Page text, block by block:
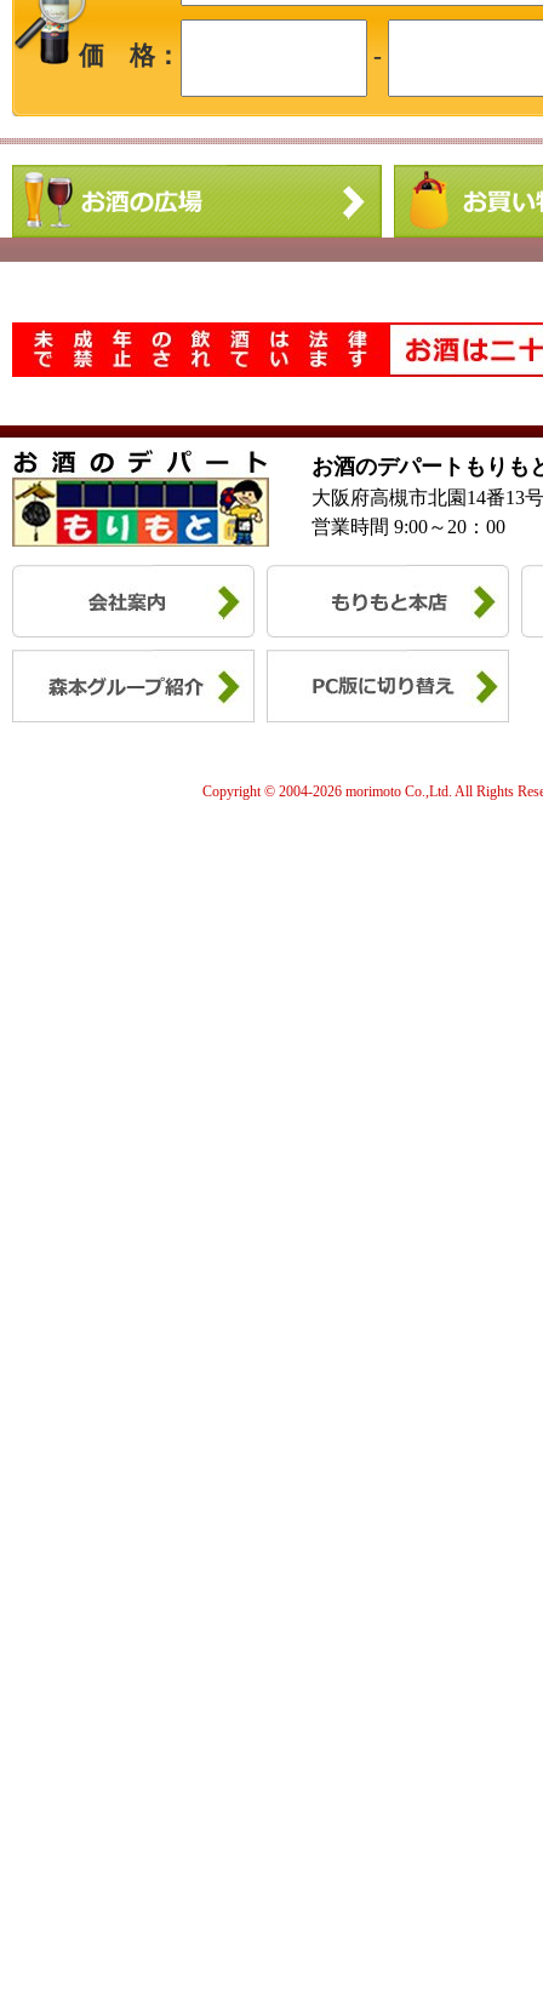
価 格： -
お酒のデパートもりも
大阪府高槻市北園14番13
営業時間 9:00～20：00
Copyright © 2004-2026 morimoto Co.,Ltd. All Rights